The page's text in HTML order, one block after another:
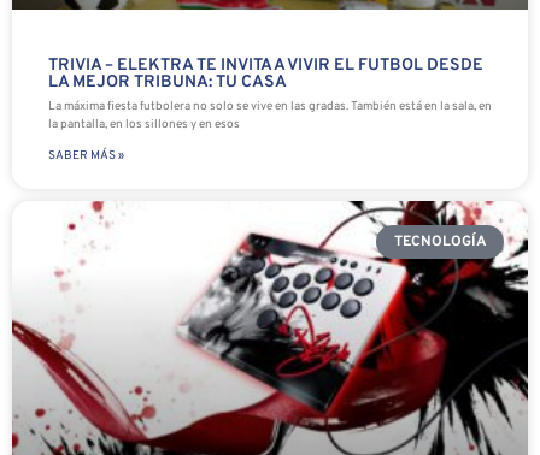
TRIVIA – ELEKTRA TE INVITA A VIVIR EL FUTBOL DESDE
LA MEJOR TRIBUNA: TU CASA
La máxima fiesta futbolera no solo se vive en las gradas. También está en la sala, en
la pantalla, en los sillones y en esos
SABER MÁS »
TECNOLOGÍA